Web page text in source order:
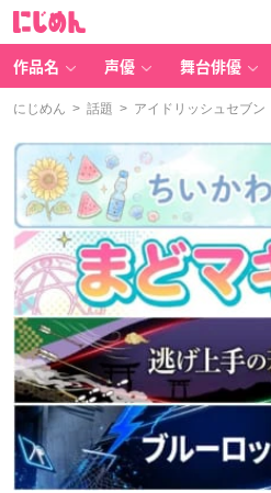
作品名 声優 舞台俳優
にじめん > 話題 > アイドリッシュセブン